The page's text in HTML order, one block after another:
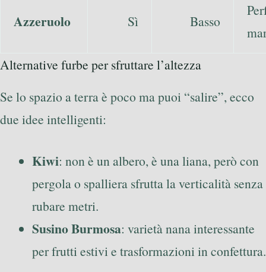
Azzeruolo Sì Basso
Alternative furbe per sfruttare l’altezza
Se lo spazio a terra è poco ma puoi “salire”, ecco
due idee intelligenti:
Kiwi: non è un albero, è una liana, però con
pergola o spalliera sfrutta la verticalità senza
rubare metri.
Susino Burmosa: varietà nana interessante
per frutti estivi e trasformazioni in confettura.